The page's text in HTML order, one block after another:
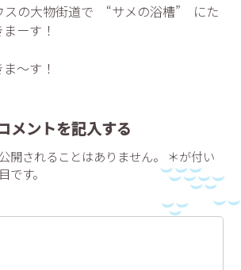
の大物街道で “サメの浴槽” にた
ーす！
～す！
メントを記入する
開されることはありません。 ＊が付い
です。